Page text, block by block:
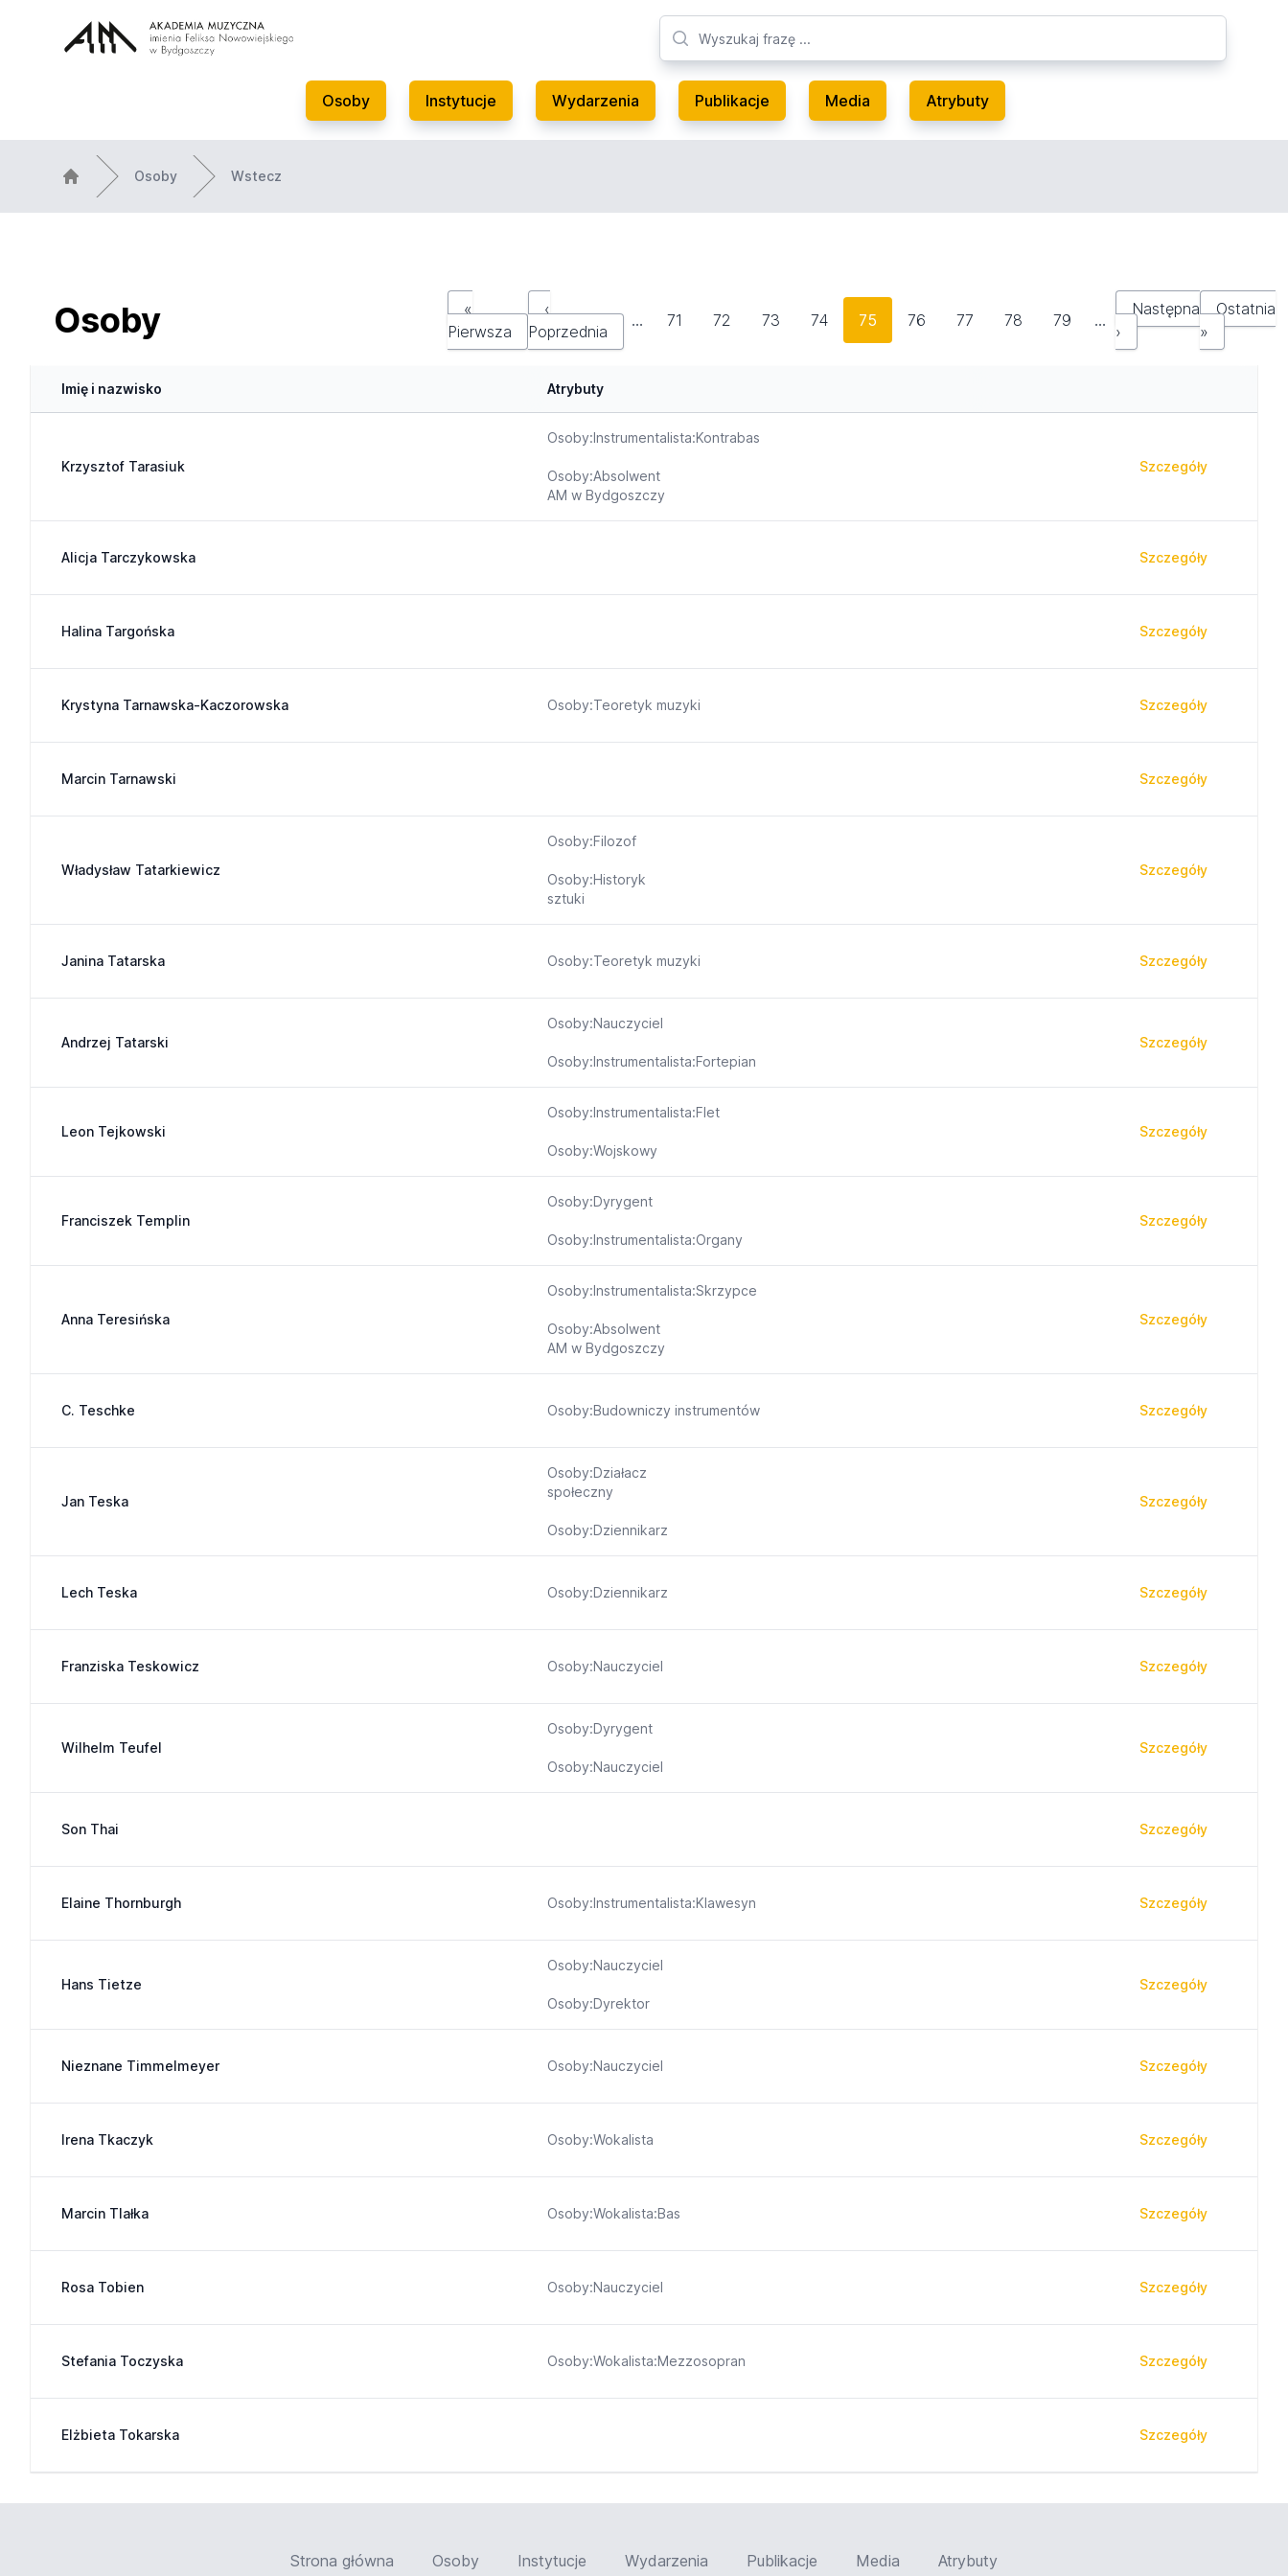
Osoby Instytucje Wydarzenia Publikacje Media Atrybuty
Osoby Wstecz
Osoby
«
Pierwsza
‹
Poprzednia
… 71 72 73 74 75 76 77 78 79 …
Następna
›
Ostatnia
»
Imię i nazwisko Atrybuty
Krzysztof Tarasiuk
Osoby:Instrumentalista:Kontrabas
Osoby:Absolwent
AM w Bydgoszczy
Szczegóły
Alicja Tarczykowska Szczegóły
Halina Targońska Szczegóły
Krystyna Tarnawska-Kaczorowska Osoby:Teoretyk muzyki Szczegóły
Marcin Tarnawski Szczegóły
Władysław Tatarkiewicz
Osoby:Filozof
Osoby:Historyk
sztuki
Szczegóły
Janina Tatarska Osoby:Teoretyk muzyki Szczegóły
Andrzej Tatarski
Osoby:Nauczyciel
Osoby:Instrumentalista:Fortepian
Szczegóły
Leon Tejkowski
Osoby:Instrumentalista:Flet
Osoby:Wojskowy
Szczegóły
Franciszek Templin
Osoby:Dyrygent
Osoby:Instrumentalista:Organy
Szczegóły
Anna Teresińska
Osoby:Instrumentalista:Skrzypce
Osoby:Absolwent
AM w Bydgoszczy
Szczegóły
C. Teschke Osoby:Budowniczy instrumentów Szczegóły
Jan Teska
Osoby:Działacz
społeczny
Osoby:Dziennikarz
Szczegóły
Lech Teska Osoby:Dziennikarz Szczegóły
Franziska Teskowicz Osoby:Nauczyciel Szczegóły
Wilhelm Teufel
Osoby:Dyrygent
Osoby:Nauczyciel
Szczegóły
Son Thai Szczegóły
Elaine Thornburgh Osoby:Instrumentalista:Klawesyn Szczegóły
Hans Tietze
Osoby:Nauczyciel
Osoby:Dyrektor
Szczegóły
Nieznane Timmelmeyer Osoby:Nauczyciel Szczegóły
Irena Tkaczyk Osoby:Wokalista Szczegóły
Marcin Tlałka Osoby:Wokalista:Bas Szczegóły
Rosa Tobien Osoby:Nauczyciel Szczegóły
Stefania Toczyska Osoby:Wokalista:Mezzosopran Szczegóły
Elżbieta Tokarska Szczegóły
Strona główna Osoby Instytucje Wydarzenia Publikacje Media Atrybuty